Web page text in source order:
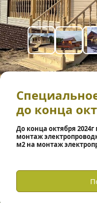
до конца
До конца октября
монтаж
м2 на монтаж